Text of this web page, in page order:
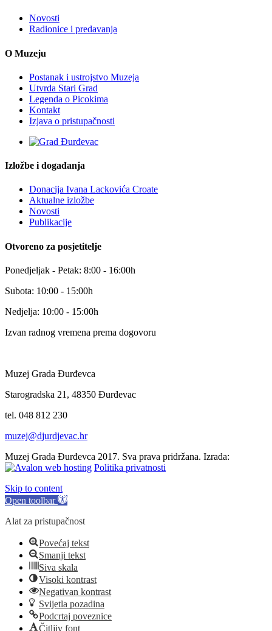
Novosti
Radionice i predavanja
O Muzeju
Postanak i ustrojstvo Muzeja
Utvrda Stari Grad
Legenda o Picokima
Kontakt
Izjava o pristupačnosti
Izložbe i događanja
Donacija Ivana Lackovića Croate
Aktualne izložbe
Novosti
Publikacije
Otvoreno za posjetitelje
Ponedjeljak - Petak: 8:00 - 16:00h
Subota: 10:00 - 15:00h
Nedjelja: 10:00 - 15:00h
Izvan radnog vremena prema dogovoru
Muzej Grada Đurđevca
Starogradska 21, 48350 Đurđevac
tel. 048 812 230
muzej@djurdjevac.hr
Muzej Grada Đurđevca 2017. Sva prava pridržana. Izrada:
Politika privatnosti
Skip to content
Open toolbar
Alat za pristupačnost
Povećaj tekst
Smanji tekst
Siva skala
Visoki kontrast
Negativan kontrast
Svijetla pozadina
Podcrtaj poveznice
Čitljiv font